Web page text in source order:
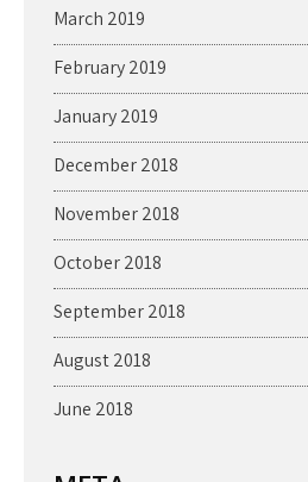
March 2019
February 2019
January 2019
December 2018
November 2018
October 2018
September 2018
August 2018
June 2018